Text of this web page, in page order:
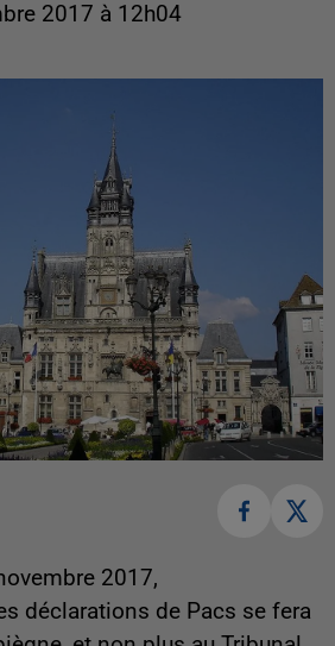
2017 à 12h04
2017,
déclarations de Pacs se fera